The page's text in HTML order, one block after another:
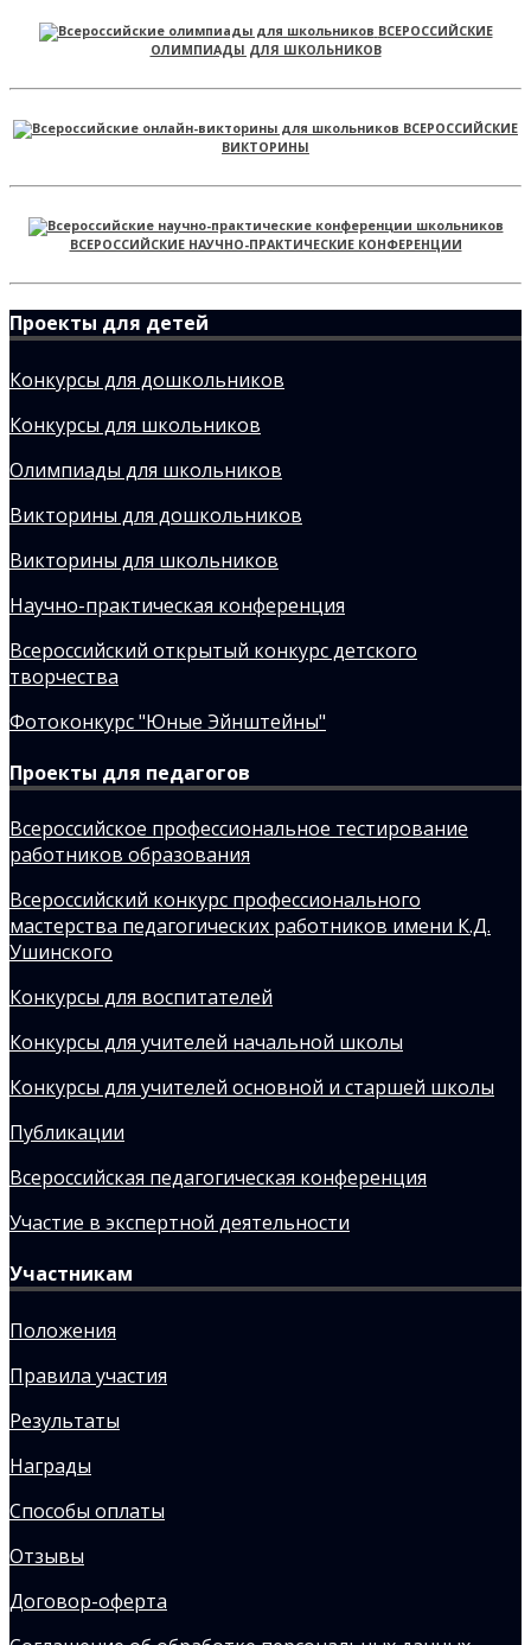
ВСЕРОССИЙСКИЕ
ОЛИМПИАДЫ ДЛЯ ШКОЛЬНИКОВ
ВСЕРОССИЙСКИЕ
ВИКТОРИНЫ
ВСЕРОССИЙСКИЕ НАУЧНО-ПРАКТИЧЕСКИЕ КОНФЕРЕНЦИИ
Проекты для детей
Конкурсы для дошкольников
Конкурсы для школьников
Олимпиады для школьников
Викторины для дошкольников
Викторины для школьников
Научно-практическая конференция
Всероссийский открытый конкурс детского
творчества
Фотоконкурс "Юные Эйнштейны"
Проекты для педагогов
Всероссийское профессиональное тестирование
работников образования
Всероссийский конкурс профессионального
мастерства педагогических работников имени К.Д.
Ушинского
Конкурсы для воспитателей
Конкурсы для учителей начальной школы
Конкурсы для учителей основной и старшей школы
Публикации
Всероссийская педагогическая конференция
Участие в экспертной деятельности
Участникам
Положения
Правила участия
Результаты
Награды
Способы оплаты
Отзывы
Договор-оферта